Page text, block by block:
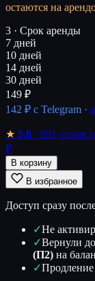
остаются на
3 · Срок аренды
7 дней
10 дней
14 дней
30 дней
149 ₽
142 ₽ с Telegram ·
★ 5.0 · 991 отзыв
₽
В корзину
В избранное
Доступ сразу
✓Не
✓Вернули
(П2) на
✓